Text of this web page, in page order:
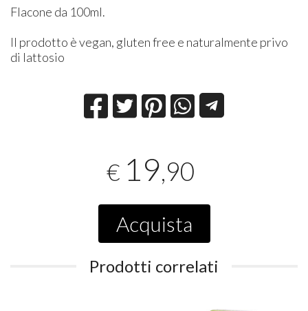
Flacone da 100ml.
Il prodotto è vegan, gluten free e naturalmente privo
di lattosio
€ 19,90
Acquista
Prodotti correlati